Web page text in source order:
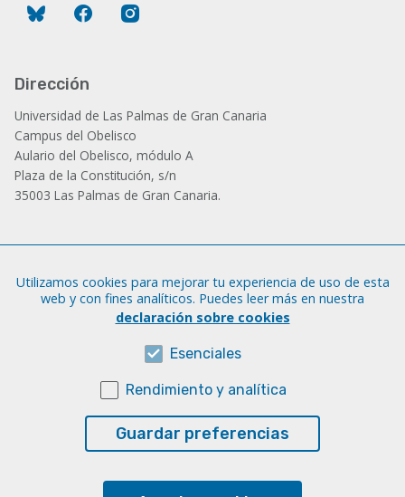
Bluesky Facebook
Dirección
Universidad de Las Palmas de Gran Canaria
Campus del Obelisco
Aulario del Obelisco, módulo A
Plaza de la Constitución, s/n
35003 Las Palmas de Gran Canaria.
Tfno.: +34 928 452 771 / 452 787
Fax: +34 928 451 701
Sobre esta web
Utilizamos cookies para mejorar tu experiencia de uso de esta
web y con fines analíticos. Puedes leer más en nuestra
declaración sobre cookies
Esenciales
Rendimiento y analítica
Guardar preferencias